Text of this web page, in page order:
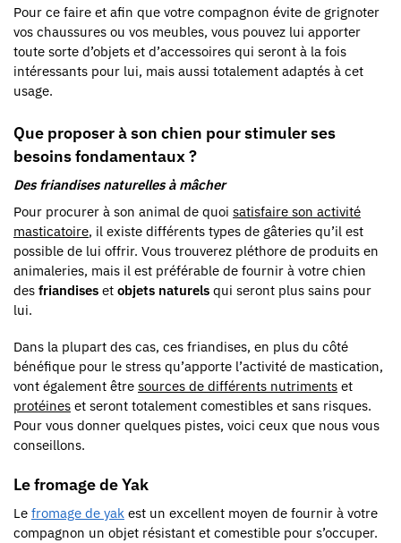
Pour ce faire et afin que votre compagnon évite de grignoter
vos chaussures ou vos meubles, vous pouvez lui apporter
toute sorte d’objets et d’accessoires qui seront à la fois
intéressants pour lui, mais aussi totalement adaptés à cet
usage.
Que proposer à son chien pour stimuler ses
besoins fondamentaux ?
Des friandises naturelles à mâcher
Pour procurer à son animal de quoi satisfaire son activité
masticatoire, il existe différents types de gâteries qu’il est
possible de lui offrir. Vous trouverez pléthore de produits en
animaleries, mais il est préférable de fournir à votre chien
des friandises et objets naturels qui seront plus sains pour
lui.
Dans la plupart des cas, ces friandises, en plus du côté
bénéfique pour le stress qu’apporte l’activité de mastication,
vont également être sources de différents nutriments et
protéines et seront totalement comestibles et sans risques.
Pour vous donner quelques pistes, voici ceux que nous vous
conseillons.
Le fromage de Yak
Le fromage de yak est un excellent moyen de fournir à votre
compagnon un objet résistant et comestible pour s’occuper.